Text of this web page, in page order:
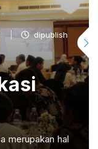
dipublish
merupakan hal